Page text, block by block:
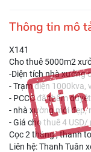
Thông tin mô
X141
Cho thuê 5000m2
-Diện tích nhà xưởng
- Trạm điện 1000kva,
- PCCC đã thẩm
- nhà xường mới đẹp,
- Giá cho thuê 4
Cọc 2 tháng , thanh
Liên hệ: Thanh Tuân